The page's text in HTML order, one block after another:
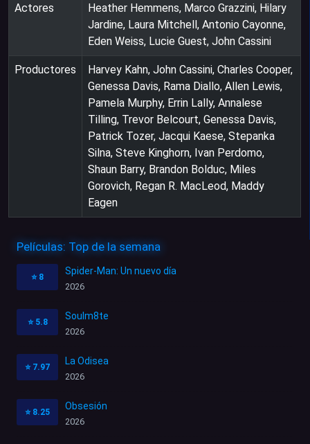
Actores
Heather Hemmens, Marco Grazzini, Hilary
Jardine, Laura Mitchell, Antonio Cayonne,
Eden Weiss, Lucie Guest, John Cassini
Productores
Harvey Kahn, John Cassini, Charles Cooper,
Genessa Davis, Rama Diallo, Allen Lewis,
Pamela Murphy, Errin Lally, Annalese
Tilling, Trevor Belcourt, Genessa Davis,
Patrick Tozer, Jacqui Kaese, Stepanka
Silna, Steve Kinghorn, Ivan Perdomo,
Shaun Barry, Brandon Bolduc, Miles
Gorovich, Regan R. MacLeod, Maddy
Eagen
Películas: Top de la semana
⭐ 8
Spider-Man: Un nuevo día
2026
⭐ 5.8
Soulm8te
2026
⭐ 7.97
La Odisea
2026
⭐ 8.25
Obsesión
2026